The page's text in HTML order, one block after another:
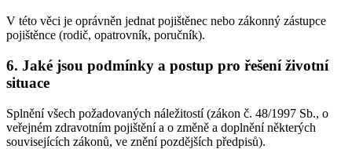
V této věci je oprávněn jednat pojištěnec nebo zákonný zástupce
pojištěnce (rodič, opatrovník, poručník).
6. Jaké jsou podmínky a postup pro řešení životní
situace
Splnění všech požadovaných náležitostí (zákon č. 48/1997 Sb., o
veřejném zdravotním pojištění a o změně a doplnění některých
souvisejících zákonů, ve znění pozdějších předpisů).